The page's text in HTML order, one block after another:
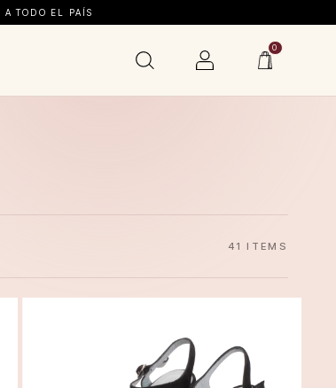
TODO EL PAÍS
0
41 ITEMS